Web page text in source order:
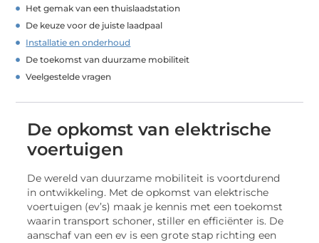
Het gemak van een thuislaadstation
De keuze voor de juiste laadpaal
Installatie en onderhoud
De toekomst van duurzame mobiliteit
Veelgestelde vragen
De opkomst van elektrische
voertuigen
De wereld van duurzame mobiliteit is voortdurend
in ontwikkeling. Met de opkomst van elektrische
voertuigen (ev’s) maak je kennis met een toekomst
waarin transport schoner, stiller en efficiënter is. De
aanschaf van een ev is een grote stap richting een